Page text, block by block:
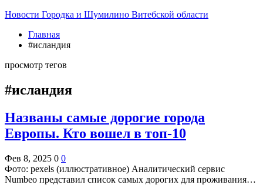
Новости Городка и Шумилино Витебской области
Главная
#исландия
просмотр тегов
#исландия
Названы самые дорогие города
Европы. Кто вошел в топ-10
Фев 8, 2025 0 0
Фото: pexels (иллюстративное) Аналитический сервис
Numbeo представил список самых дорогих для проживания…